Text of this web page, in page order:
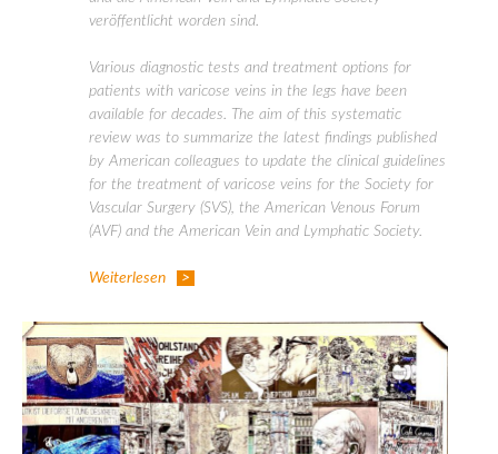
veröffentlicht worden sind.
Various diagnostic tests and treatment options for
patients with varicose veins in the legs have been
available for decades. The aim of this systematic
review was to summarize the latest findings published
by American colleagues to update the clinical guidelines
for the treatment of varicose veins for the Society for
Vascular Surgery (SVS), the American Venous Forum
(AVF) and the American Vein and Lymphatic Society.
Weiterlesen